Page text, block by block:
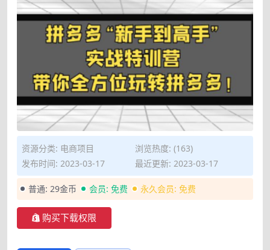
资源分类: 电商项目
浏览热度: (163)
发布时间: 2023-03-17
最近更新: 2023-03-17
普通: 29金币 会员: 免费 永久会员: 免费
购买下载权限